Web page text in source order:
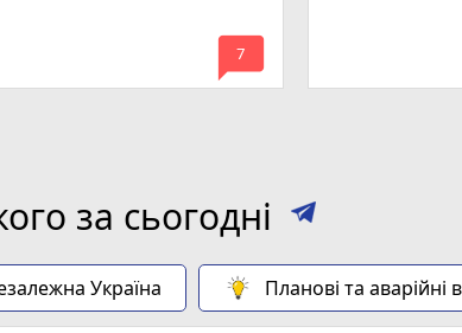
mode_comment
7
за сьогодні
Україна Планові та аварійні